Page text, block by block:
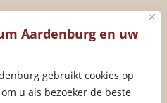
Aardenburg en uw
gebruikt cookies op
u als bezoeker de beste